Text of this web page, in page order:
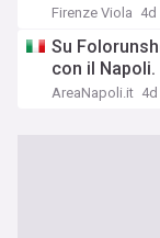
Firenze Viola 4d
Su
con il
AreaNapoli.it 4d